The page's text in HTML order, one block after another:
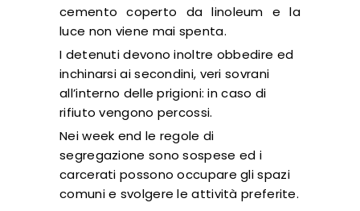
cemento coperto da linoleum e la
luce non viene mai spenta.
I detenuti devono inoltre obbedire ed
inchinarsi ai secondini, veri sovrani
all’interno delle prigioni: in caso di
rifiuto vengono percossi.
Nei week end le regole di
segregazione sono sospese ed i
carcerati possono occupare gli spazi
comuni e svolgere le attività preferite.